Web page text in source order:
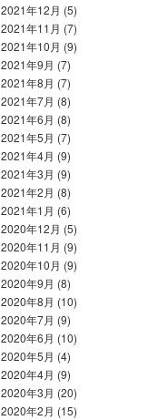
2021年12月 (5)
2021年11月 (7)
2021年10月 (9)
2021年9月 (7)
2021年8月 (7)
2021年7月 (8)
2021年6月 (8)
2021年5月 (7)
2021年4月 (9)
2021年3月 (9)
2021年2月 (8)
2021年1月 (6)
2020年12月 (5)
2020年11月 (9)
2020年10月 (9)
2020年9月 (8)
2020年8月 (10)
2020年7月 (9)
2020年6月 (10)
2020年5月 (4)
2020年4月 (9)
2020年3月 (20)
2020年2月 (15)